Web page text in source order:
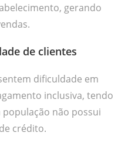
gerando
de clientes
dificuldade em
inclusiva, tendo
não possui
crédito.